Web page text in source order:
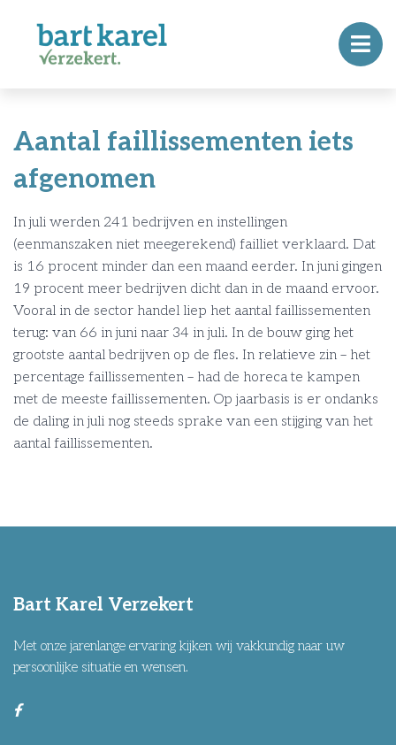
Aantal faillissementen iets
afgenomen
In juli werden 241 bedrijven en instellingen
(eenmanszaken niet meegerekend) failliet verklaard. Dat
is 16 procent minder dan een maand eerder. In juni gingen
19 procent meer bedrijven dicht dan in de maand ervoor.
Vooral in de sector handel liep het aantal faillissementen
terug: van 66 in juni naar 34 in juli. In de bouw ging het
grootste aantal bedrijven op de fles. In relatieve zin – het
percentage faillissementen – had de horeca te kampen
met de meeste faillissementen. Op jaarbasis is er ondanks
de daling in juli nog steeds sprake van een stijging van het
aantal faillissementen.
Bart Karel Verzekert
Met onze jarenlange ervaring kijken wij vakkundig naar uw
persoonlijke situatie en wensen.